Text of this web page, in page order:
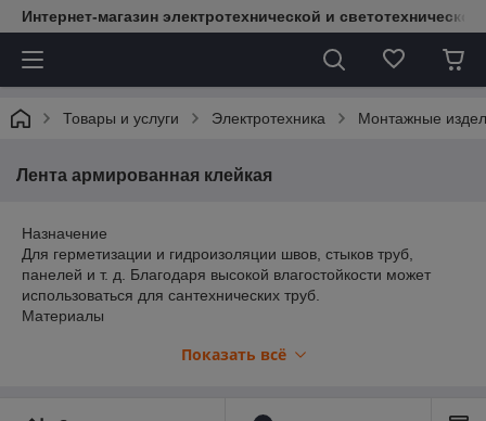
Интернет-магазин электротехнической и
Товары и услуги Электротехника Монтажные
Лента армированная клейкая
Назначение
Для герметизации и гидроизоляции швов, стыков труб,
панелей и т. д. Благодаря высокой влагостойкости может
использоваться для сантехнических труб.
Материалы
Показать всё